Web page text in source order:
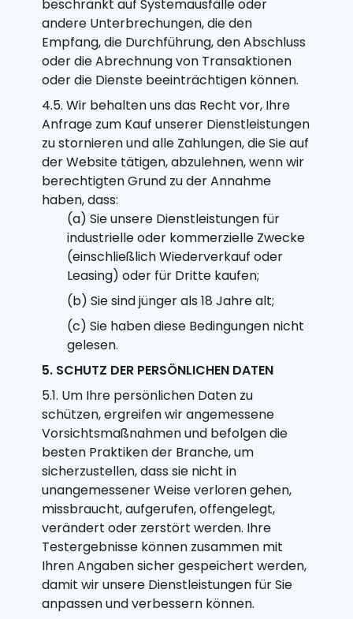
beschränkt auf Systemausfälle oder
andere Unterbrechungen, die den
Empfang, die Durchführung, den Abschluss
oder die Abrechnung von Transaktionen
oder die Dienste beeinträchtigen können.
4.5. Wir behalten uns das Recht vor, Ihre
Anfrage zum Kauf unserer Dienstleistungen
zu stornieren und alle Zahlungen, die Sie auf
der Website tätigen, abzulehnen, wenn wir
berechtigten Grund zu der Annahme
haben, dass:
(a) Sie unsere Dienstleistungen für
industrielle oder kommerzielle Zwecke
(einschließlich Wiederverkauf oder
Leasing) oder für Dritte kaufen;
(b) Sie sind jünger als 18 Jahre alt;
(c) Sie haben diese Bedingungen nicht
gelesen.
5. SCHUTZ DER PERSÖNLICHEN DATEN
5.1. Um Ihre persönlichen Daten zu
schützen, ergreifen wir angemessene
Vorsichtsmaßnahmen und befolgen die
besten Praktiken der Branche, um
sicherzustellen, dass sie nicht in
unangemessener Weise verloren gehen,
missbraucht, aufgerufen, offengelegt,
verändert oder zerstört werden. Ihre
Testergebnisse können zusammen mit
Ihren Angaben sicher gespeichert werden,
damit wir unsere Dienstleistungen für Sie
anpassen und verbessern können.